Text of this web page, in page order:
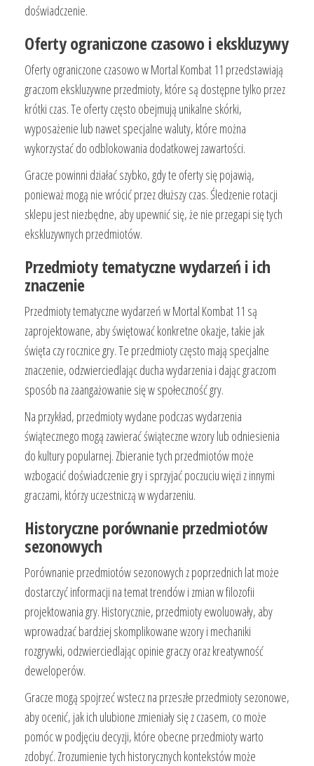
doświadczenie.
Oferty ograniczone czasowo i ekskluzywy
Oferty ograniczone czasowo w Mortal Kombat 11 przedstawiają
graczom ekskluzywne przedmioty, które są dostępne tylko przez
krótki czas. Te oferty często obejmują unikalne skórki,
wyposażenie lub nawet specjalne waluty, które można
wykorzystać do odblokowania dodatkowej zawartości.
Gracze powinni działać szybko, gdy te oferty się pojawią,
ponieważ mogą nie wrócić przez dłuższy czas. Śledzenie rotacji
sklepu jest niezbędne, aby upewnić się, że nie przegapi się tych
ekskluzywnych przedmiotów.
Przedmioty tematyczne wydarzeń i ich
znaczenie
Przedmioty tematyczne wydarzeń w Mortal Kombat 11 są
zaprojektowane, aby świętować konkretne okazje, takie jak
święta czy rocznice gry. Te przedmioty często mają specjalne
znaczenie, odzwierciedlając ducha wydarzenia i dając graczom
sposób na zaangażowanie się w społeczność gry.
Na przykład, przedmioty wydane podczas wydarzenia
świątecznego mogą zawierać świąteczne wzory lub odniesienia
do kultury popularnej. Zbieranie tych przedmiotów może
wzbogacić doświadczenie gry i sprzyjać poczuciu więzi z innymi
graczami, którzy uczestniczą w wydarzeniu.
Historyczne porównanie przedmiotów
sezonowych
Porównanie przedmiotów sezonowych z poprzednich lat może
dostarczyć informacji na temat trendów i zmian w filozofii
projektowania gry. Historycznie, przedmioty ewoluowały, aby
wprowadzać bardziej skomplikowane wzory i mechaniki
rozgrywki, odzwierciedlając opinie graczy oraz kreatywność
deweloperów.
Gracze mogą spojrzeć wstecz na przeszłe przedmioty sezonowe,
aby ocenić, jak ich ulubione zmieniały się z czasem, co może
pomóc w podjęciu decyzji, które obecne przedmioty warto
zdobyć. Zrozumienie tych historycznych kontekstów może